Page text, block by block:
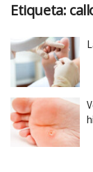
Etiqueta: